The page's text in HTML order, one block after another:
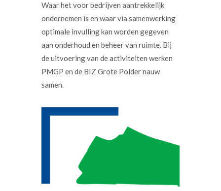
Waar het voor bedrijven aantrekkelijk
ondernemen is en waar via samenwerking
optimale invulling kan worden gegeven
aan onderhoud en beheer van ruimte. Bij
de uitvoering van de activiteiten werken
PMGP en de BIZ Grote Polder nauw
samen.